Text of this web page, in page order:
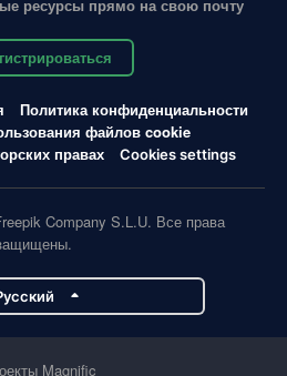
ресурсы прямо на свою почту
Политика конфиденциальности
файлов cookie
правах
Cookies settings
Company S.L.U. Все права
Magnific